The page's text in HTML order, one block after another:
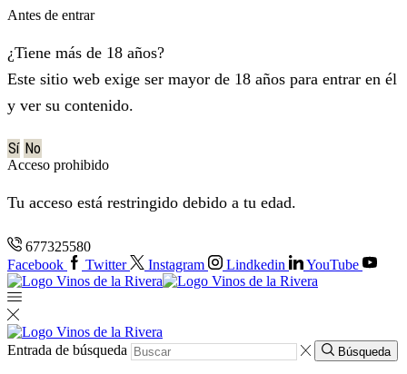
Antes de entrar
¿Tiene más de 18 años?
Este sitio web exige ser mayor de 18 años para entrar en él
y ver su contenido.
Sí No
Acceso prohibido
Tu acceso está restringido debido a tu edad.
677325580
Facebook
Twitter Instagram Lindkedin YouTube
Entrada de búsqueda Búsqueda